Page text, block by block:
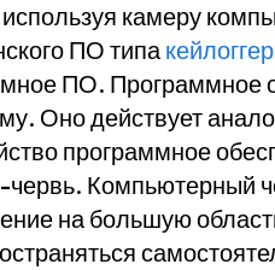
камеру
ПО типа
ПО. Программное
Оно действует
программное
червь. Компьютерный
на большую